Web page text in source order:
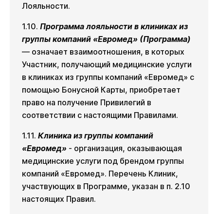
Лояльности.
1.10. Программа лояльности в клиниках из
группы компаний «Евромед» (Программа)
— означает взаимоотношения, в которых
Участник, получающий медицинские услуги
в клиниках из группы компаний «Евромед» с
помощью Бонусной Карты, приобретает
право на получение Привилегий в
соответствии с настоящими Правилами.
1.11. Клиника из группы компаний
«Евромед» - организация, оказывающая
медицинские услуги под брендом группы
компаний «Евромед». Перечень Клиник,
участвующих в Программе, указан в п. 2.10
настоящих Правил.